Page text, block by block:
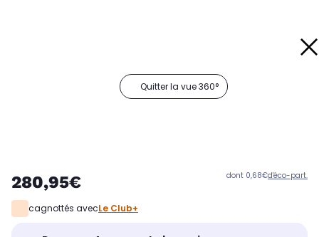
Quitter la vue 360°
280,95€ dont 0,68€d'éco-part.
cagnottés avecLe Club+